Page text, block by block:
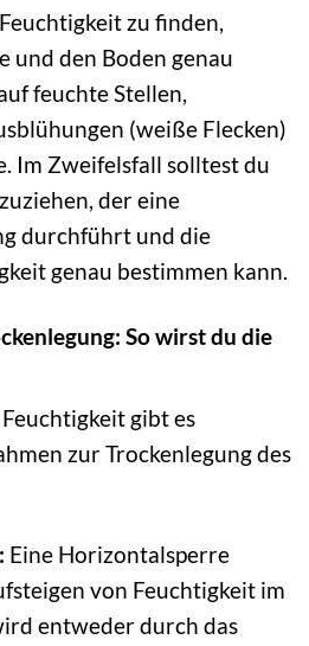
zu finden,
und den Boden genau
feuchte Stellen,
(weiße Flecken)
Im Zweifelsfall solltest du
der eine
durchführt und die
genau bestimmen kann.
So wirst du die
gibt es
zur Trockenlegung des
Eine Horizontalsperre
von Feuchtigkeit im
entweder durch das